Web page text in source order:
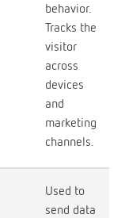
behavior.
Tracks the
visitor
across
devices
and
marketing
channels.
Used to
send data